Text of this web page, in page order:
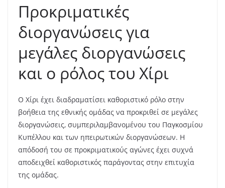
Προκριματικές
διοργανώσεις για
μεγάλες διοργανώσεις
και ο ρόλος του Χίρι
Ο Χίρι έχει διαδραματίσει καθοριστικό ρόλο στην
βοήθεια της εθνικής ομάδας να προκριθεί σε μεγάλες
διοργανώσεις, συμπεριλαμβανομένου του Παγκοσμίου
Κυπέλλου και των ηπειρωτικών διοργανώσεων. Η
απόδοσή του σε προκριματικούς αγώνες έχει συχνά
αποδειχθεί καθοριστικός παράγοντας στην επιτυχία
της ομάδας.